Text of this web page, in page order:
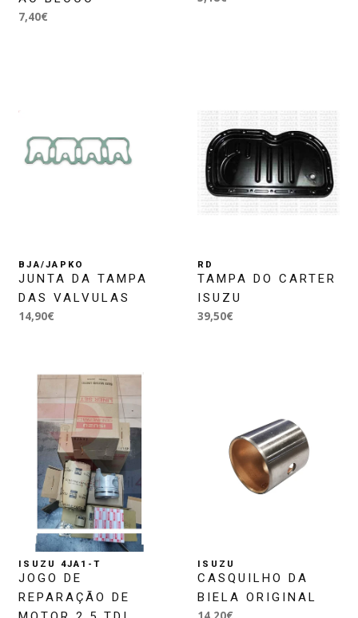
7,40€
BJA/JAPKO
JUNTA DA TAMPA
DAS VALVULAS
14,90€
RD
TAMPA DO CARTER
ISUZU
39,50€
ISUZU 4JA1-T
JOGO DE
REPARAÇÃO DE
ISUZU
CASQUILHO DA
BIELA ORIGINAL